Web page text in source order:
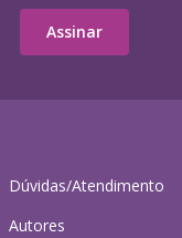
Dúvidas/Atendimento
Autores
Assinar